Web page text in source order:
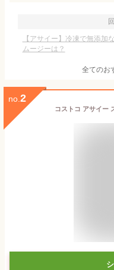
【アサイー】冷凍で無添加
ムージーは？
全てのお
no. 2
コストコ アサイー